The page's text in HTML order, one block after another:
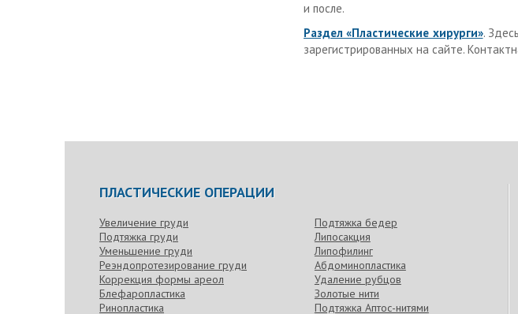
и после.
Раздел «Пластические хирурги».
зарегистрированных на сайте.
ПЛАСТИЧЕСКИЕ ОПЕРАЦИИ
Увеличение груди
Подтяжка груди
Уменьшение груди
Реэндопротезирование груди
Коррекция формы ареол
Блефаропластика
Ринопластика
Подтяжка бедер
Липосакция
Липофилинг
Абдоминопластика
Удаление рубцов
Золотые нити
Подтяжка Аптос-нитями